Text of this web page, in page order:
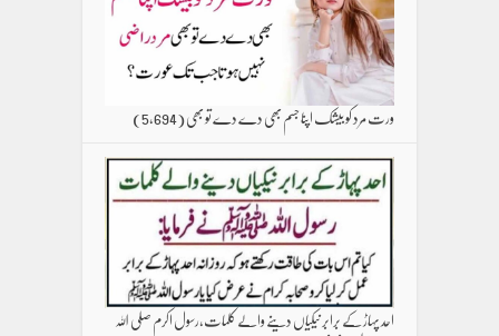
ورت مرد کو بیشک اپنا جسم بھی دے دے تو بھی(5,694)
احد پہاڑ کے برابر نیکیاں دینے والے کلمات،رسول اکرم صلی اللہ